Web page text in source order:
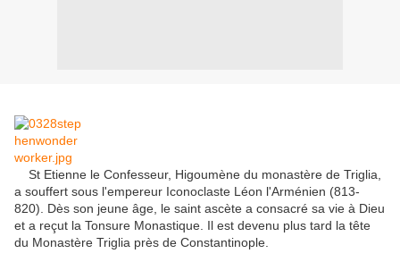
St Etienne le Confesseur, Higoumène du monastère de Triglia
a souffert sous l'empereur Iconoclaste Léon l'Arménien (813-
820) Dès son jeune âge le saint ascète a consacré sa vie à Dieu
et a reçut la Tonsure Monastique Il est devenu plus tard la tête
du Monastère Triglia près de Constantinople